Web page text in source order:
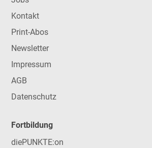
Universitätsklinik für Innere
Medizinische Universität
Präsidentin der ÖDG
Kontakt
Print-Abos
Newsletter
Impressum
AGB
Datenschutz
Fortbildung
diePUNKTE:on